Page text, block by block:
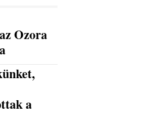
Ozora
a